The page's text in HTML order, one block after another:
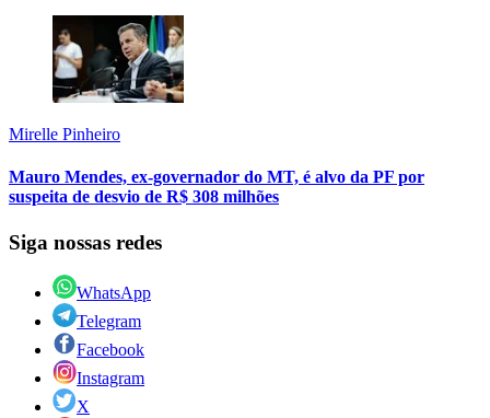
Mirelle Pinheiro
Mauro Mendes, ex-governador do MT, é alvo da PF por
suspeita de desvio de R$ 308 milhões
Siga nossas redes
WhatsApp
Telegram
Facebook
Instagram
X